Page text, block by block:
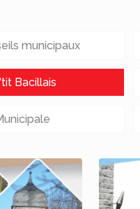
municipaux
Bacillais